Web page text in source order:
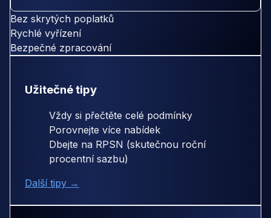
Bez skrytých poplatků
Rychlé vyřízení
Bezpečné zpracování
Užitečné tipy
Vždy si přečtěte celé podmínky
Porovnejte více nabídek
Dbejte na RPSN (skutečnou roční
procentní sazbu)
Další tipy →